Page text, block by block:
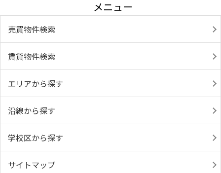
メニュー
売買物件検索
賃貸物件検索
エリアから探す
沿線から探す
学校区から探す
サイトマップ